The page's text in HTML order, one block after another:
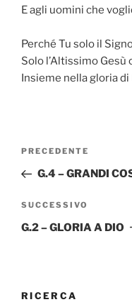
E agli uomini che
Perché Tu solo il
Solo l’Altissimo Gesù
Insieme nella gloria di
Navigazione
Articolo
precedente:
PRECEDENTE
G.4 – GRANDI
Articolo
successivo
SUCCESSIVO
G.2 – GLORIA A DIO
RICERCA